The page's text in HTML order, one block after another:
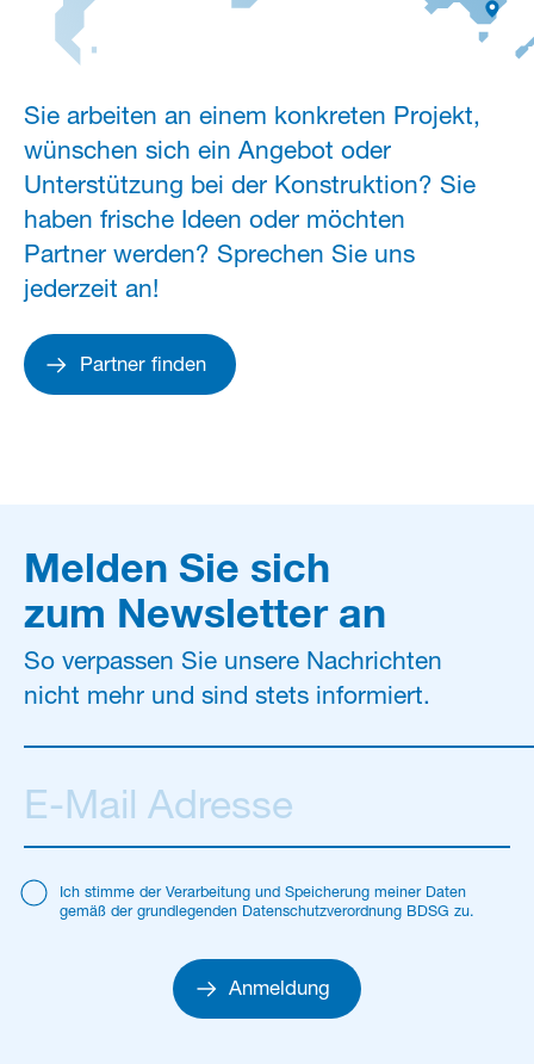
Sie arbeiten an einem konkreten Projekt,
wünschen sich ein Angebot oder
Unterstützung bei der Konstruktion? Sie
haben frische Ideen oder möchten
Partner werden? Sprechen Sie uns
jederzeit an!
Partner finden
Melden Sie sich
zum Newsletter an
So verpassen Sie unsere Nachrichten
nicht mehr und sind stets informiert.
Ich stimme der Verarbeitung und Speicherung meiner Daten
gemäß der grundlegenden Datenschutzverordnung BDSG zu.
Anmeldung